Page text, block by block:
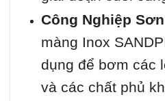
Công Nghiệp
màng Inox
dụng để bơm các
và các chất phủ